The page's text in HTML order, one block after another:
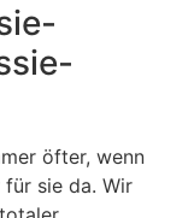
öfter, wenn
sie da. Wir